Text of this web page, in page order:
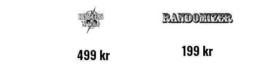
499 kr 199 kr